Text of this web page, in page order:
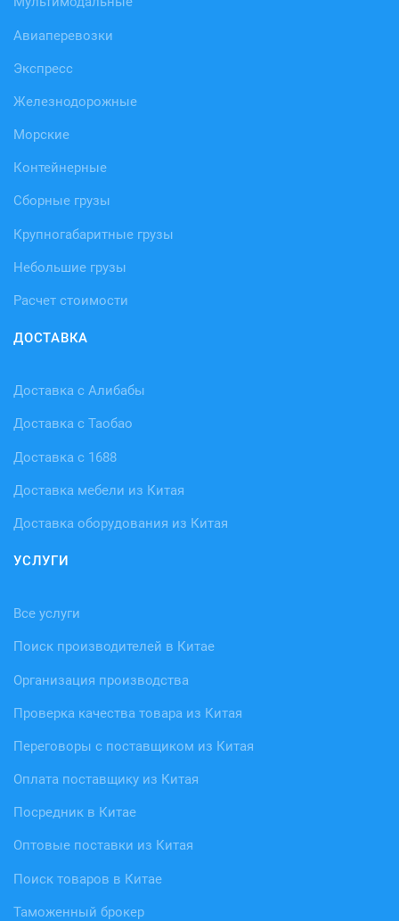
Авиаперевозки
Экспресс
Железнодорожные
Морские
Контейнерные
Сборные грузы
Крупногабаритные грузы
Небольшие грузы
Расчет стоимости
ДОСТАВКА
Доставка с Алибабы
Доставка с Таобао
Доставка с 1688
Доставка мебели из Китая
Доставка оборудования из Китая
УСЛУГИ
Все услуги
Поиск производителей в Китае
Организация производства
Проверка качества товара из Китая
Переговоры с поставщиком из Китая
Оплата поставщику из Китая
Посредник в Китае
Оптовые поставки из Китая
Поиск товаров в Китае
Таможенный брокер